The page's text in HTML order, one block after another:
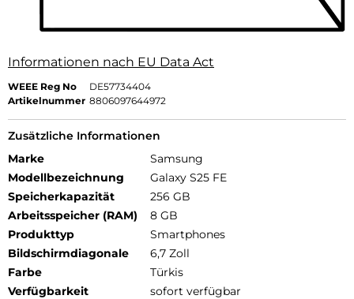
Informationen nach EU Data Act
WEEE Reg No
DE57734404
Artikelnummer 8806097644972
Zusätzliche Informationen
Marke
Samsung
Modellbezeichnung
Galaxy S25 FE
Speicherkapazität
256 GB
Arbeitsspeicher (RAM)
8 GB
Produkttyp
Smartphones
Bildschirmdiagonale
6,7 Zoll
Farbe
Türkis
Verfügbarkeit
sofort verfügbar